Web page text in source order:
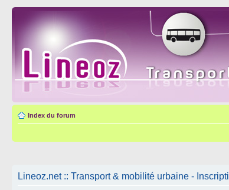
Index du forum
Lineoz.net :: Transport & mobilité urbaine -